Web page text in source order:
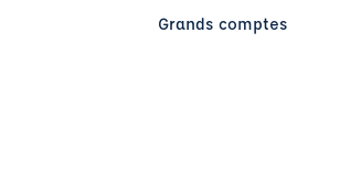
Grands comptes